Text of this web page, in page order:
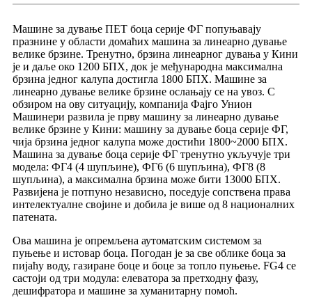
Машине за дување ПЕТ боца серије ФГ попуњавају
празнине у области домаћих машина за линеарно дување
велике брзине. Тренутно, брзина линеарног дувања у Кини
је и даље око 1200 БПХ, док је међународна максимална
брзина једног калупа достигла 1800 БПХ. Машине за
линеарно дување велике брзине ослањају се на увоз. С
обзиром на ову ситуацију, компанија Фајго Унион
Машинери развила је прву машину за линеарно дување
велике брзине у Кини: машину за дување боца серије ФГ,
чија брзина једног калупа може достићи 1800~2000 БПХ.
Машина за дување боца серије ФГ тренутно укључује три
модела: ФГ4 (4 шупљине), ФГ6 (6 шупљина), ФГ8 (8
шупљина), а максимална брзина може бити 13000 БПХ.
Развијена је потпуно независно, поседује сопствена права
интелектуалне својине и добила је више од 8 националних
патената.
Ова машина је опремљена аутоматским системом за
пуњење и истовар боца. Погодан је за све облике боца за
пијаћу воду, газиране боце и боце за топло пуњење. FG4 се
састоји од три модула: елеватора за претходну фазу,
дешифратора и машине за хуманитарну помоћ.